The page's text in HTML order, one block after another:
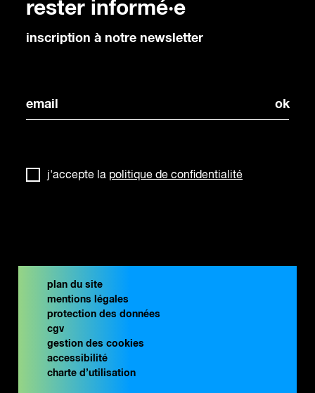
rester informé·e
inscription à notre newsletter
j'accepte la politique de confidentialité
plan du site
mentions légales
protection des données
cgv
gestion des cookies
accessibilité
charte d’utilisation